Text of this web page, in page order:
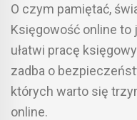
O czym pamiętać,
Księgowość online to
ułatwi pracę
zadba o
których warto się
online.